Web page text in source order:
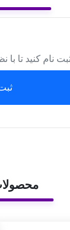
نام کنید تا